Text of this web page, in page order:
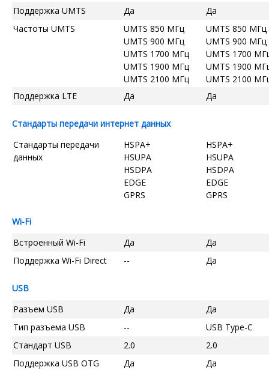
Поддержка UMTS
Да
Да
Частоты UMTS
UMTS 850 МГц
UMTS 900 МГц
UMTS 1700 МГц
UMTS 1900 МГц
UMTS 2100 МГц
UMTS 850 МГц
UMTS 900 МГц
UMTS 1700
UMTS 1900
UMTS 2100
Поддержка LTE
Да Да
Стандарты передачи интернет данных
Стандарты передачи
данных
HSPA+
HSUPA
HSDPA
EDGE
GPRS
HSPA+
HSUPA
HSDPA
EDGE
GPRS
Wi-Fi
Встроенный Wi-Fi
Да
Да
Поддержка Wi-Fi Direct
-- Да
USB
Разъем USB
Да
Да
Тип разъема USB
--
USB Type-C
Стандарт USB
2.0
2.0
Поддержка USB OTG
Да Да